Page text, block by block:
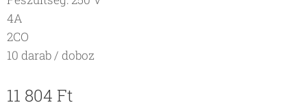
4A
2CO
10 darab / doboz
11 804 Ft